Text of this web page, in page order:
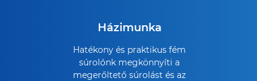
Házimunka
Hatékony és praktikus fém
súrolónk megkönnyíti a
megerőltető súrolást és az